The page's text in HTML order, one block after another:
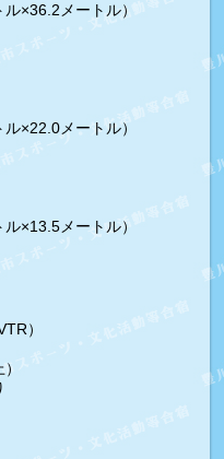
×36.2メートル）
×22.0メートル）
×13.5メートル）
）